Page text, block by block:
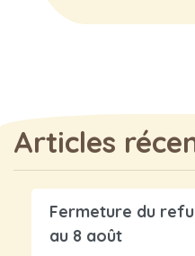
Articles
Fermeture du
au 8 août